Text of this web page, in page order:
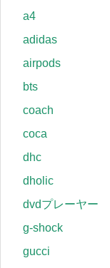
a4
adidas
airpods
bts
coach
coca
dhc
dholic
dvdプレーヤー
g-shock
gucci